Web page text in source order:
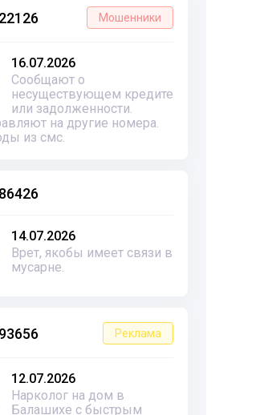
Мошенники
16.07.2026
Сообщают о
несуществующем кредите
или задолженности.
на другие номера.
из смс.
14.07.2026
Врет, якобы имеет связи в
мусарне.
Реклама
12.07.2026
Нарколог на дом в
Балашихе с быстрым